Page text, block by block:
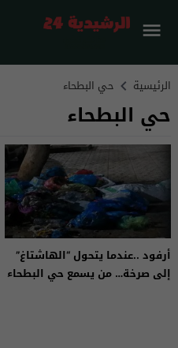
الرئيسية حي البطحاء
حي البطحاء
أرفود ..عندما يتحول “الهاشتاغ”
إلى صرخة… من يسمع حي البطحاء